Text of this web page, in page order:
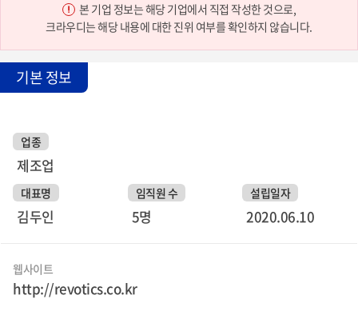
본 기업 정보는 해당 기업에서 직접 작성한 것으로,
크라우디는 해당 내용에 대한 진위 여부를 확인하지 않습니다.
기본 정보
업종
제조업
대표명
김두인
임직원 수
5명
설립일자
2020.06.10
웹사이트
http://revotics.co.kr